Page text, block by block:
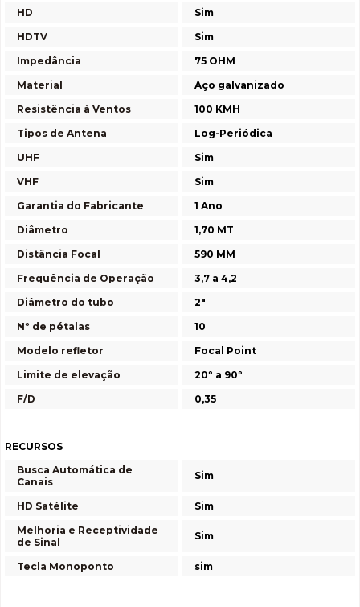
HD
Sim
HDTV
Sim
Impedância
75 OHM
Material
Aço galvanizado
Resistência à Ventos
100 KMH
Tipos de Antena
Log-Periódica
UHF
Sim
VHF
Sim
Garantia do Fabricante
1 Ano
Diâmetro
1,70 MT
Distância Focal
590 MM
Frequência de Operação
3,7 a 4,2
Diâmetro do tubo
2"
Nº de pétalas
10
Modelo refletor
Focal Point
Limite de elevação
20º a 90º
F/D
0,35
RECURSOS
Busca Automática de
Canais
Sim
HD Satélite
Sim
Melhoria e Receptividade
de Sinal
Sim
Tecla Monoponto sim